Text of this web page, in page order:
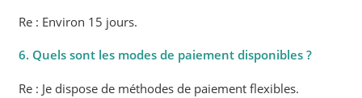
Re : Environ 15 jours.
6. Quels sont les modes de paiement disponibles ?
Re : Je dispose de méthodes de paiement flexibles.